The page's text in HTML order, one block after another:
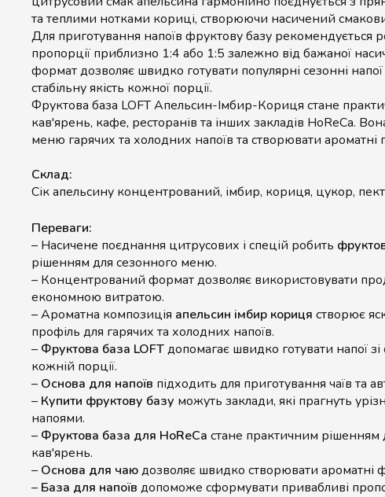
та теплими нотками кориці, створюючи насичений
Для приготування напоїв фруктову базу рекомендується
пропорції приблизно 1:4 або 1:5 залежно від бажаної
формат дозволяє швидко готувати популярні сезонні
стабільну якість кожної порції.
Фруктова база LOFT Апельсин-Імбир-Кориця стане
кав'ярень, кафе, ресторанів та інших закладів HoReCa.
меню гарячих та холодних напоїв та створювати ароматні
Склад:
Сік апельсину концентрований, імбир, кориця, цукор,
Переваги:
– Насичене поєднання цитрусових і спецій робить
рішенням для сезонного меню.
– Концентрований формат дозволяє використовувати
економною витратою.
– Ароматна композиція апельсин імбир кориця створює
профіль для гарячих та холодних напоїв.
– Фруктова база LOFTдопомагає швидко готувати напої
кожній порції.
– Основа для напоїв підходить для приготування чаїв та
– Купити фруктову базу можуть заклади, які прагнуть
напоями.
– Фруктова база для HoReCa стане практичним рішенням
кав'ярень.
– Основа для чаюдозволяє швидко створювати ароматні
– База для напоїв допоможе сформувати привабливі